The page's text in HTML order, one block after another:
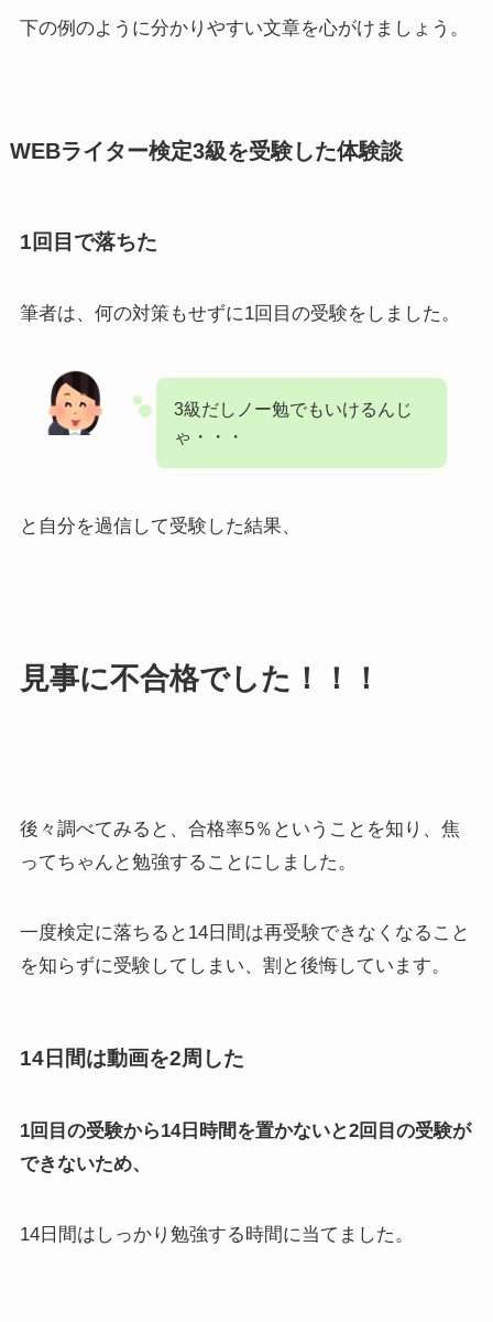
下の例のように分かりやすい文章を心がけましょう。
WEBライター検定3級を受験した体験談
1回目で落ちた
筆者は、何の対策もせずに1回目の受験をしました。
3級だしノー勉でもいけるんじ
ゃ・・・
と自分を過信して受験した結果、
見事に不合格でした！！！
後々調べてみると、合格率5％ということを知り、焦
ってちゃんと勉強することにしました。
一度検定に落ちると14日間は再受験できなくなること
を知らずに受験してしまい、割と後悔しています。
14日間は動画を2周した
1回目の受験から14日時間を置かないと2回目の受験が
できないため、
14日間はしっかり勉強する時間に当てました。